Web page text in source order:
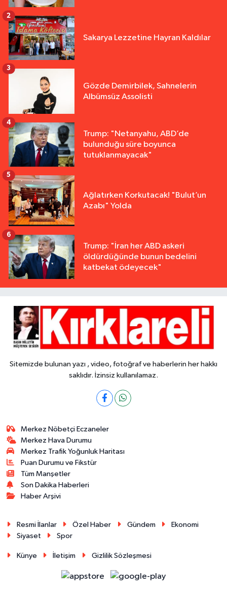
Sakarya Lezzetine Hayran Kaldılar
2
Gözde Demirbilek, Sahnelerin
Albümsüz Assolisti
3
Trump: "Netanyahu, ABD’de
bulunduğu süre boyunca
tutuklanmayacak"
4
Ağlatırken Korkutacak! "Bulut’un
Azabı" Yolda
5
Trump: "İran her ABD askeri
öldürdüğünde bunun bedelini
katbekat ödeyecek"
6
Sitemizde bulunan yazı , video, fotoğraf ve haberlerin her hakkı
saklıdır. İzinsiz kullanılamaz.
Merkez Nöbetçi Eczaneler
Merkez Hava Durumu
Merkez Trafik Yoğunluk Haritası
Puan Durumu ve Fikstür
Tüm Manşetler
Son Dakika Haberleri
Haber Arşivi
Resmi İlanlar Özel Haber Gündem
Ekonomi
Siyaset
Spor
Künye İletişim Gizlilik Sözleşmesi